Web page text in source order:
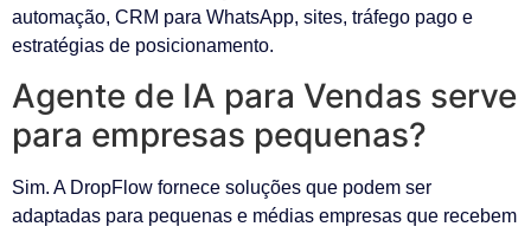
automação, CRM para WhatsApp, sites, tráfego pago e
estratégias de posicionamento.
Agente de IA para Vendas serve
para empresas pequenas?
Sim. A DropFlow fornece soluções que podem ser
adaptadas para pequenas e médias empresas que recebem